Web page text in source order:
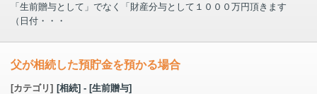
「生前贈与として」でなく「財産分与として１０００万円頂きます
（日付・・・
父が相続した預貯金を預かる場合
[カテゴリ] [相続] - [生前贈与]